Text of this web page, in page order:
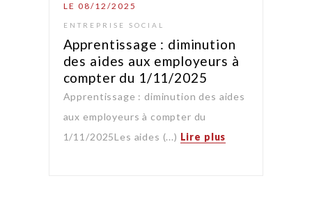
LE 08/12/2025
ENTREPRISE SOCIAL
Apprentissage : diminution
des aides aux employeurs à
compter du 1/11/2025
Apprentissage : diminution des aides
aux employeurs à compter du
1/11/2025Les aides (...) Lire plus